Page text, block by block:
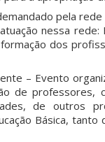
pela rede
nessa rede:
dos
– Evento
de professores,
de outros
Básica, tanto